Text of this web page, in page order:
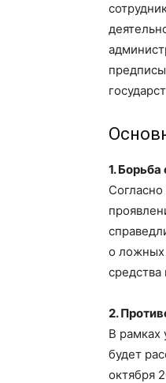
1.
о ложных
2.
В рамках
будет
октября